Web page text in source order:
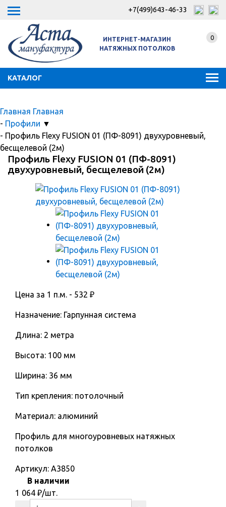
+7(499)643-46-33
ИНТЕРНЕТ-МАГАЗИН
НАТЯЖНЫХ ПОТОЛКОВ
КАТАЛОГ
0
Главная Главная
- Профили ▼
- Профиль Flexy FUSION 01 (ПФ-8091) двухуровневый,
бесщелевой (2м)
Профиль Flexy FUSION 01 (ПФ-8091)
двухуровневый, бесщелевой (2м)
Цена за 1 п.м. - 532 ₽
Назначение: Гарпунная система
Длина: 2 метра
Высота: 100 мм
Ширина: 36 мм
Тип крепления: потолочный
Материал: алюминий
Профиль для многоуровневых натяжных
потолков
Артикул: A3850
В наличии
1 064 ₽/шт.